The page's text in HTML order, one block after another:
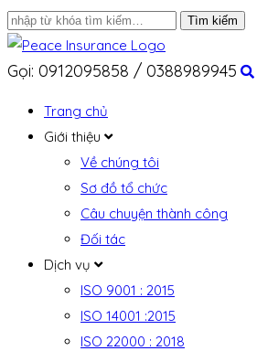
Gọi: 0912095858 / 0388989945
Trang chủ
Giới thiệu
Về chúng tôi
Sơ đồ tổ chức
Câu chuyện thành công
Đối tác
Dịch vụ
ISO 9001 : 2015
ISO 14001 :2015
ISO 22000 : 2018